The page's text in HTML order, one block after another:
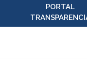
PORTAL